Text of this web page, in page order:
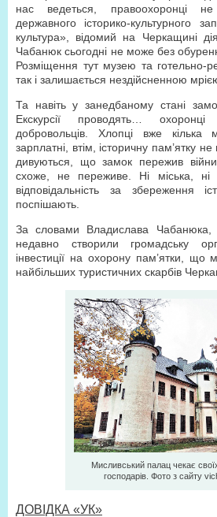
нас ведеться, правоохоронці
державного історико-культурного
культура», відомий на Черкащині
Чабанюк сьогодні не може без
Розміщення тут музею та готельно-
так і залишається нездійсненною
Та навіть у занедбаному стані
Екскурсії проводять…
добровольців. Хлопці вже кілька
зарплатні, втім, історичну пам’ятку
дивуються, що замок пережив війни,
схоже, не переживе. Ні міська, ні
відповідальність за збереження
поспішають.
За словами Владислава Чабанюка,
недавно створили громадську
інвестиції на охорону пам’ятки, що
найбільших туристичних скарбів
Мисливський палац чекає
господарів. Фото з сайту
ДОВІДКА «УК»